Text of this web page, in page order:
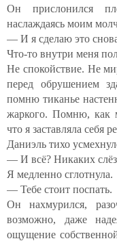
Он прислонился
наслаждаясь моим
— И я сделаю это
Что-то внутри меня
Не спокойствие. Не
перед обрушением
помню тиканье
жаркого. Помню, как
что я заставляла себя
Даниэль тихо
— И всё? Никаких
Я медленно сглотнула.
— Тебе стоит поспать.
Он нахмурился,
возможно, даже
ощущение